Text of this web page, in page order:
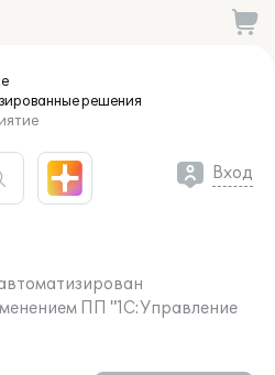
решения
Вход
ПП "1С:Управление